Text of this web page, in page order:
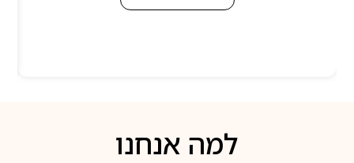
למה אנחנו